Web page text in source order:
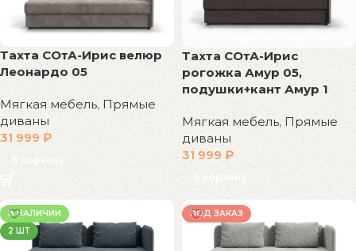
Тахта СОтА-Ирис велюр
Леонардо 05
Мягкая мебель, Прямые
диваны
31 999 ₽
В корзину
Тахта СОтА-Ирис
рогожка Амур 05,
подушки+кант Амур 1
Мягкая мебель, Прямые
диваны
31 999 ₽
В корзину
В НАЛИЧИИ
2 ШТ
ПОД ЗАКАЗ